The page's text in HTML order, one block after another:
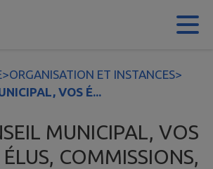
>ORGANISATION ET INSTANCES>
VOS É...
MUNICIPAL, VOS
ÉLUS, COMMISSIONS,